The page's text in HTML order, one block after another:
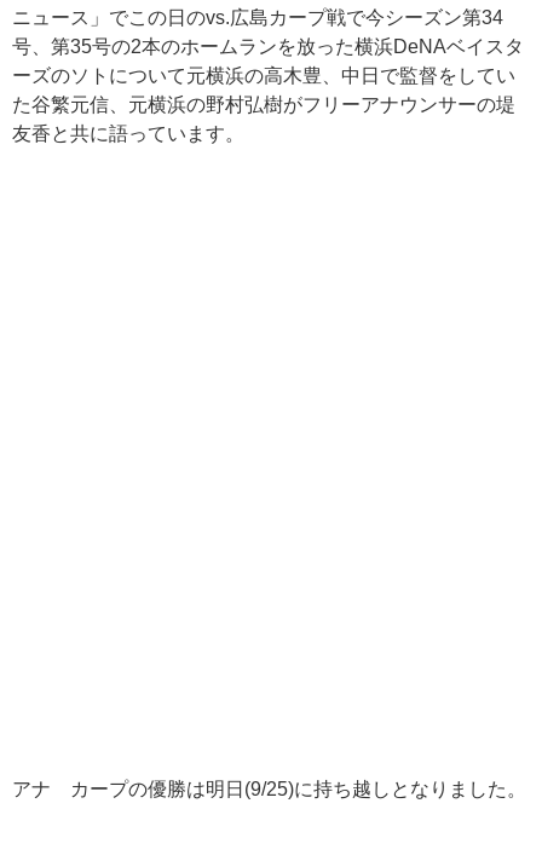
ニュース」でこの日のvs.広島カープ戦で今シーズン第34
号、第35号の2本のホームランを放った横浜DeNAベイスタ
ーズのソトについて元横浜の高木豊、中日で監督をしてい
た谷繁元信、元横浜の野村弘樹がフリーアナウンサーの堤
友香と共に語っています。
アナ カープの優勝は明日(9/25)に持ち越しとなりました。